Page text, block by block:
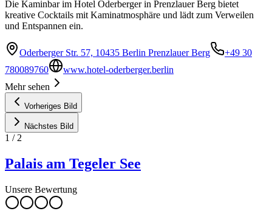
Die Kaminbar im Hotel Oderberger in Prenzlauer Berg bietet
kreative Cocktails mit Kaminatmosphäre und lädt zum Verweilen
und Entspannen ein.
Oderberger Str. 57, 10435 Berlin Prenzlauer Berg
+49 30
780089760
www.hotel-oderberger.berlin
Mehr sehen
Vorheriges Bild
Nächstes Bild
1 / 2
Palais am Tegeler See
Unsere Bewertung